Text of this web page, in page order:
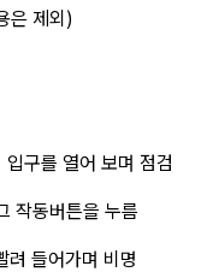
은 제외)
구를 열어 보며 점검
작동버튼을 누름
려 들어가며 비명